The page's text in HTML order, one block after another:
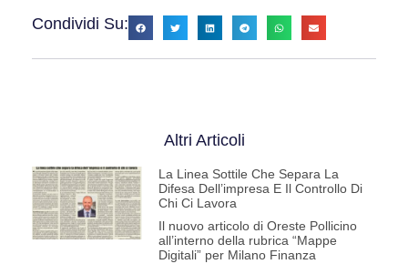
Condividi Su:
Altri Articoli
La Linea Sottile Che Separa La
Difesa Dell’impresa E Il Controllo Di
Chi Ci Lavora
Il nuovo articolo di Oreste Pollicino
all’interno della rubrica “Mappe
Digitali” per Milano Finanza